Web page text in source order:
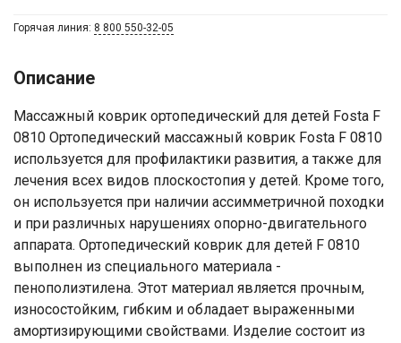
Горячая линия: 8 800 550-32-05
Описание
Массажный коврик ортопедический для детей Fosta F
0810 Ортопедический массажный коврик Fosta F 0810
используется для профилактики развития, а также для
лечения всех видов плоскостопия у детей. Кроме того,
он используется при наличии ассимметричной походки
и при различных нарушениях опорно-двигательного
аппарата. Ортопедический коврик для детей F 0810
выполнен из специального материала -
пенополиэтилена. Этот материал является прочным,
износостойким, гибким и обладает выраженными
амортизирующими свойствами. Изделие состоит из